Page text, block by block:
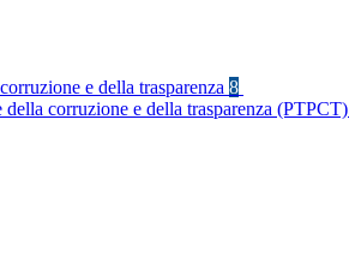
e della trasparenza 8
corruzione e della trasparenza (PTPCT)